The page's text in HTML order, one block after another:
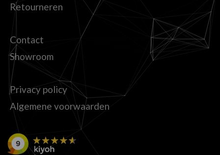
Retourneren
Contact
Showroom
Privacy policy
Algemene voorwaarden